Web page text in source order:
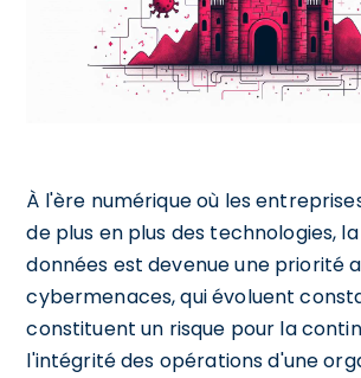
À l'ère numérique où les
de plus en plus des technologies,
données est devenue une priorité
cybermenaces, qui évoluent
constituent un risque pour la
l'intégrité des opérations d'une